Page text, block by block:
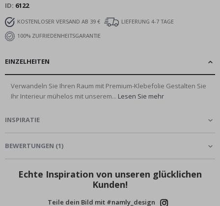
ID 6122
KOSTENLOSER VERSAND AB 39 €
LIEFERUNG 4-7 TAGE
100% ZUFRIEDENHEITSGARANTIE
EINZELHEITEN
Verwandeln Sie Ihren Raum mit Premium-Klebefolie Gestalten Sie
Ihr Interieur mühelos mit unserem... Lesen Sie mehr
INSPIRATIE
BEWERTUNGEN (1)
Echte Inspiration von unseren glücklichen
Kunden!
Teile dein Bild mit #namly_design